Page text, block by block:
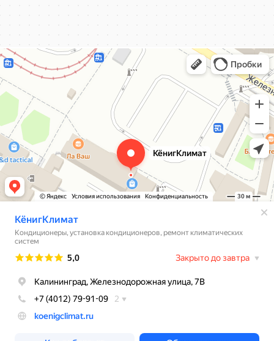
КёнигКлимат
Кондиционеры в Калининграде
Установка кондиционеров в Калининграде